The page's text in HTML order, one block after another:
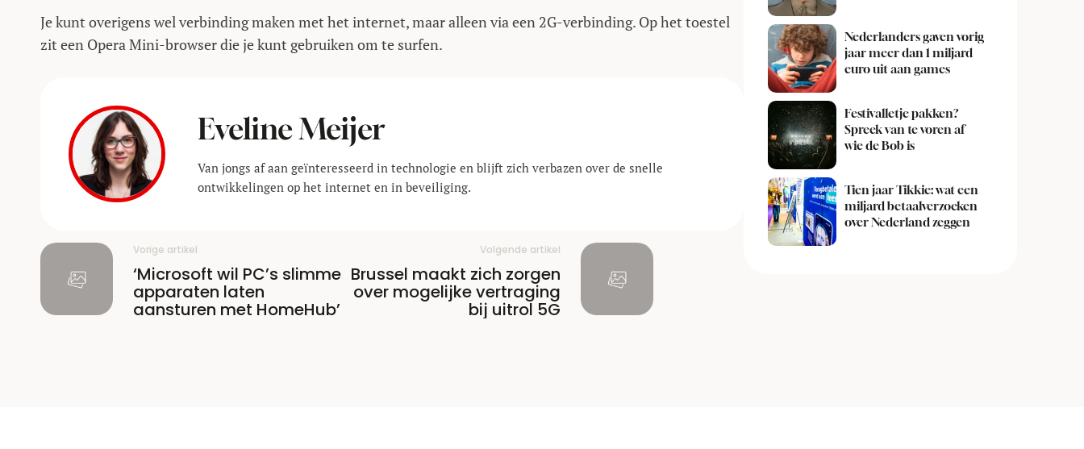
Je kunt overigens wel verbinding maken met het internet, maar alleen via een 2G-verbinding. Op het toestel
zit een Opera Mini-browser die je kunt gebruiken om te surfen.
Eveline Meijer
Van jongs af aan geïnteresseerd in technologie en blijft zich verbazen over de snelle
ontwikkelingen op het internet en in beveiliging.
Vorige artikel
‘Microsoft wil PC’s slimme
apparaten laten
aansturen met HomeHub’
Volgende artikel
Brussel maakt zich zorgen
over mogelijke vertraging
bij uitrol 5G
Nederlanders gaven vorig
jaar meer dan 1 miljard
euro uit aan games
Festivalletje pakken?
Spreek van te voren af
wie de Bob is
Tien jaar Tikkie: wat een
miljard betaalverzoeken
over Nederland zeggen